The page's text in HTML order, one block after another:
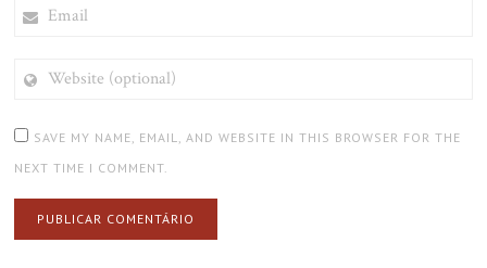
(OPTIONAL)
SAVE MY NAME, EMAIL, AND WEBSITE IN THIS BROWSER FOR THE
NEXT TIME I COMMENT.